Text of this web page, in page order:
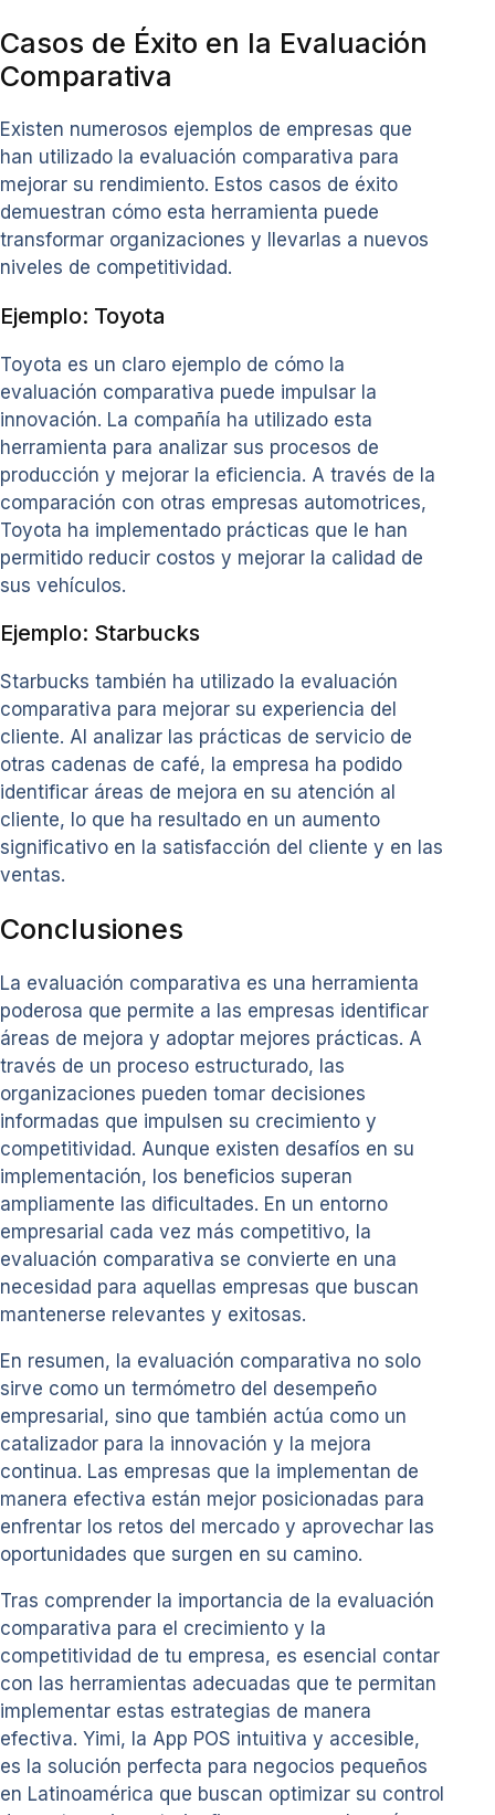
Casos de Éxito en la Evaluación
Comparativa
Existen numerosos ejemplos de empresas que
han utilizado la evaluación comparativa para
mejorar su rendimiento. Estos casos de éxito
demuestran cómo esta herramienta puede
transformar organizaciones y llevarlas a nuevos
niveles de competitividad.
Ejemplo: Toyota
Toyota es un claro ejemplo de cómo la
evaluación comparativa puede impulsar la
innovación. La compañía ha utilizado esta
herramienta para analizar sus procesos de
producción y mejorar la eficiencia. A través de la
comparación con otras empresas automotrices,
Toyota ha implementado prácticas que le han
permitido reducir costos y mejorar la calidad de
sus vehículos.
Ejemplo: Starbucks
Starbucks también ha utilizado la evaluación
comparativa para mejorar su experiencia del
cliente. Al analizar las prácticas de servicio de
otras cadenas de café, la empresa ha podido
identificar áreas de mejora en su atención al
cliente, lo que ha resultado en un aumento
significativo en la satisfacción del cliente y en las
ventas.
Conclusiones
La evaluación comparativa es una herramienta
poderosa que permite a las empresas identificar
áreas de mejora y adoptar mejores prácticas. A
través de un proceso estructurado, las
organizaciones pueden tomar decisiones
informadas que impulsen su crecimiento y
competitividad. Aunque existen desafíos en su
implementación, los beneficios superan
ampliamente las dificultades. En un entorno
empresarial cada vez más competitivo, la
evaluación comparativa se convierte en una
necesidad para aquellas empresas que buscan
mantenerse relevantes y exitosas.
En resumen, la evaluación comparativa no solo
sirve como un termómetro del desempeño
empresarial, sino que también actúa como un
catalizador para la innovación y la mejora
continua. Las empresas que la implementan de
manera efectiva están mejor posicionadas para
enfrentar los retos del mercado y aprovechar las
oportunidades que surgen en su camino.
Tras comprender la importancia de la evaluación
comparativa para el crecimiento y la
competitividad de tu empresa, es esencial contar
con las herramientas adecuadas que te permitan
implementar estas estrategias de manera
efectiva. Yimi, la App POS intuitiva y accesible,
es la solución perfecta para negocios pequeños
en Latinoamérica que buscan optimizar su control